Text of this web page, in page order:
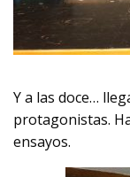
Y a las doce…
protagonistas.
ensayos.